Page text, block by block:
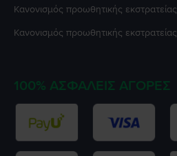
Κανονισμός προωθητικής εκστρατείας
Κανονισμός προωθητικής εκστρατείας
100% ΑΣΦΑΛΕΊΣ ΑΓΟΡΈΣ